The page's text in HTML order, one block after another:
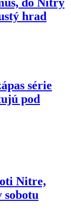
hrad
série
pod
Nitre,
sobotu